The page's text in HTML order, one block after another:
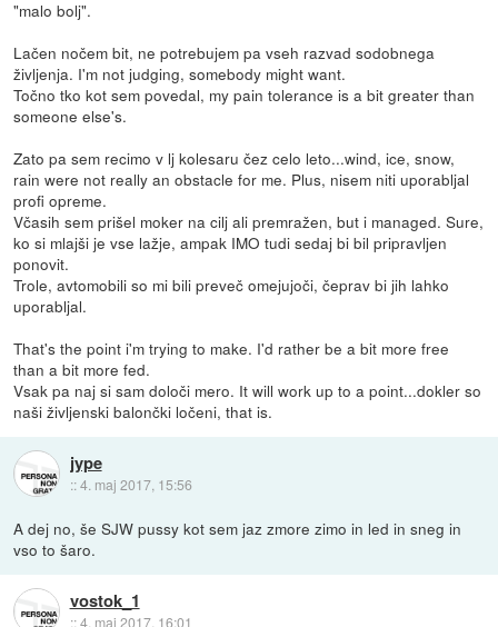
"malo bolj".
Lačen nočem bit, ne potrebujem pa vseh razvad sodobnega
življenja. I'm not judging, somebody might want.
Točno tko kot sem povedal, my pain tolerance is a bit greater than
someone else's.
Zato pa sem recimo v lj kolesaru čez celo leto...wind, ice, snow,
rain were not really an obstacle for me. Plus, nisem niti uporabljal
profi opreme.
Včasih sem prišel moker na cilj ali premražen, but i managed. Sure,
ko si mlajši je vse lažje, ampak IMO tudi sedaj bi bil pripravljen
ponovit.
Trole, avtomobili so mi bili preveč omejujoči, čeprav bi jih lahko
uporabljal.
That's the point i'm trying to make. I'd rather be a bit more free
than a bit more fed.
Vsak pa naj si sam določi mero. It will work up to a point...dokler so
naši življenski balončki ločeni, that is.
jype
::4. maj 2017, 15:56
A dej no, še SJW pussy kot sem jaz zmore zimo in led in sneg in
vso to šaro.
vostok_1
::4. maj 2017, 16:01